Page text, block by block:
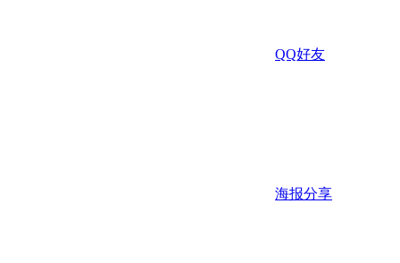
QQ好友
海报分享